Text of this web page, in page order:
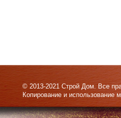
© 2013-2021 Строй Дом. Все
Копирование и использование